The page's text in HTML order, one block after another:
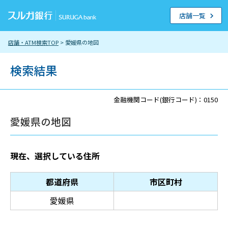
店舗・ATM検索TOP > 愛媛県の地図
店舗一覧
検索結果
金融機関コード(銀行コード)：0150
愛媛県の地図
現在、選択している住所
都道府県
市区町村
愛媛県